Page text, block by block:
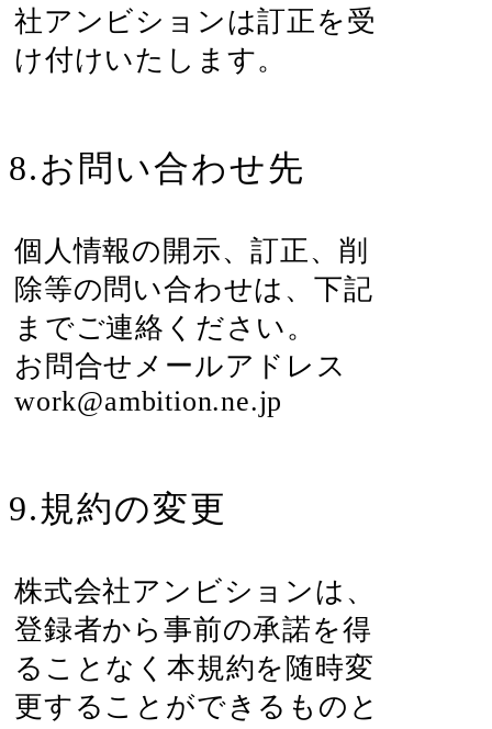
社アンビションは訂正を受
け付けいたします。
8.お問い合わせ先
個人情報の開示、訂正、削
除等の問い合わせは、下記
までご連絡ください。
お問合せメールアドレス
work@ambition.ne.jp
9.規約の変更
株式会社アンビションは、
登録者から事前の承諾を得
ることなく本規約を随時変
更することができるものと